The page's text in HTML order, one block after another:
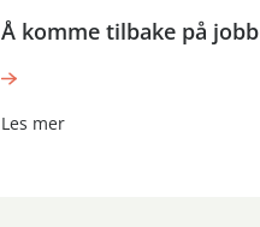
Å komme tilbake på jobb
Les mer